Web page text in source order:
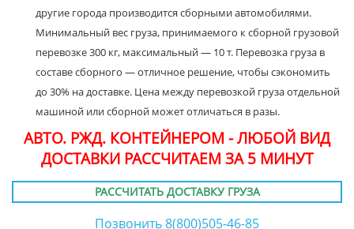
другие города производится сборными автомобилями.
Минимальный вес груза, принимаемого к сборной грузовой
перевозке 300 кг, максимальный — 10 т. Перевозка груза в
составе сборного — отличное решение, чтобы сэкономить
до 30% на доставке. Цена между перевозкой груза отдельной
машиной или сборной может отличаться в разы.
АВТО. РЖД. КОНТЕЙНЕРОМ - ЛЮБОЙ ВИД
ДОСТАВКИ РАССЧИТАЕМ ЗА 5 МИНУТ
РАССЧИТАТЬ ДОСТАВКУ ГРУЗА
Позвонить 8(800)505-46-85